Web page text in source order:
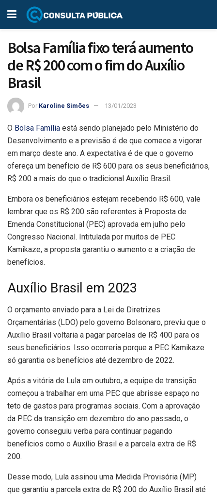
Bolsa Família fixo terá aumento
de R$ 200 com o fim do Auxílio
Brasil
Por Karoline Simões 13/01/2023
O Bolsa Família está sendo planejado pelo Ministério do
Desenvolvimento e a previsão é de que comece a vigorar
em março deste ano. A expectativa é de que o governo
ofereça um benefício de R$ 600 para os seus beneficiários,
R$ 200 a mais do que o tradicional Auxílio Brasil.
Embora os beneficiários estejam recebendo R$ 600, vale
lembrar que os R$ 200 são referentes à Proposta de
Emenda Constitucional (PEC) aprovada em julho pelo
Congresso Nacional. Intitulada por muitos de PEC
Kamikaze, a proposta garantiu o aumento e a criação de
benefícios.
Auxílio Brasil em 2023
O orçamento enviado para a Lei de Diretrizes
Orçamentárias (LDO) pelo governo Bolsonaro, previu que o
Auxílio Brasil voltaria a pagar parcelas de R$ 400 para os
seus beneficiários. Isso ocorreria porque a PEC Kamikaze
só garantia os benefícios até dezembro de 2022.
Após a vitória de Lula em outubro, a equipe de transição
começou a trabalhar em uma PEC que abrisse espaço no
teto de gastos para programas sociais. Com a aprovação
da PEC da transição em dezembro do ano passado, o
governo conseguiu verba para continuar pagando
benefícios como o Auxílio Brasil e a parcela extra de R$
200.
Desse modo, Lula assinou uma Medida Provisória (MP)
que garantiu a parcela extra de R$ 200 do Auxílio Brasil até